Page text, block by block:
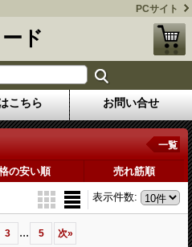
PCサイト
ド
こちら お問い合せ
一覧
の安い順 売れ筋順
表示件数:
3 ... 5 次»